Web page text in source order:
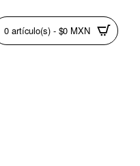
0 artículo(s) - $0 MXN